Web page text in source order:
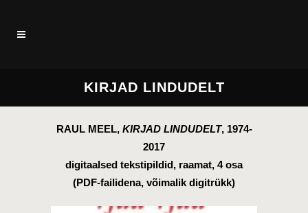
KIRJAD LINDUDELT
RAUL MEEL, KIRJAD LINDUDELT, 1974-
2017
digitaalsed tekstipildid, raamat, 4 osa
(PDF-failidena, võimalik digitrükk)